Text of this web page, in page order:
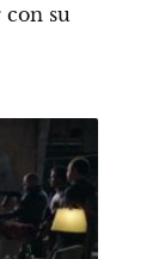
con su